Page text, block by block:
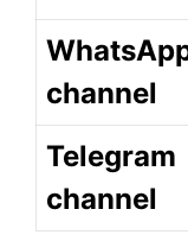
channel
Telegram
channel